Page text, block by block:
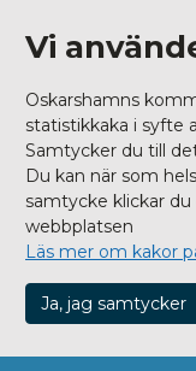
Vi
Oskarshamns
statistikkaka i syfte
Samtycker du till
Du kan när som
samtycke klickar du
webbplatsen
Läs mer om kakor
Ja, jag samtycker